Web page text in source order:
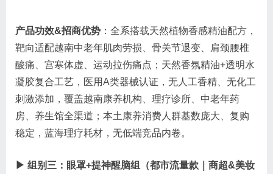
产品功效&招商优势 ：全系搭载天然植物香感精油配方，
靶向适配越南中老年肌肉劳损、骨关节退变、肩颈腰椎
酸痛、宫寒体虚、运动拉伤痛点；天然香氛精油+透明水
凝胶复合工艺，医用A类器械认证，无人工香精、无化工
刺激添加，覆盖越南康养机构、理疗诊所、中老年药
房、养生馆全渠道；本土康养消费人群基数庞大、复购
稳定，蓝海理疗耗材，无低端竞品内卷。
▶ 组别三：眼罩+提神醒脑组（都市流量款｜商超&美妆